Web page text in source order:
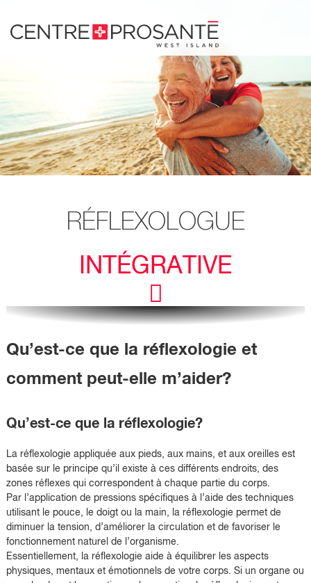
contenu.
RÉFLEXOLOGUE
INTÉGRATIVE
Qu’est-ce que la réflexologie et
comment peut-elle m’aider?
Qu’est-ce que la réflexologie?
La réflexologie appliquée aux pieds, aux mains, et aux oreilles est
basée sur le principe qu’il existe à ces différents endroits, des
zones réflexes qui correspondent à chaque partie du corps.
Par l’application de pressions spécifiques à l’aide des techniques
utilisant le pouce, le doigt ou la main, la réflexologie permet de
diminuer la tension, d’améliorer la circulation et de favoriser le
fonctionnement naturel de l’organisme.
Essentiellement, la réflexologie aide à équilibrer les aspects
physiques, mentaux et émotionnels de votre corps. Si un organe ou